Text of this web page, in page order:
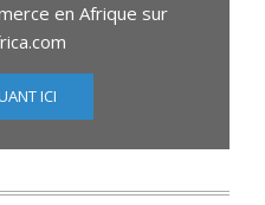
en Afrique sur
ICI